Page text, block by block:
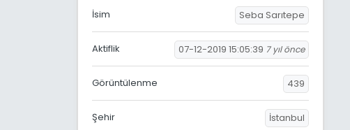
İsim Seba Sarıtepe
Aktiflik 07-12-2019 15:05:39 7 yıl önce
Görüntülenme 439
Şehir İstanbul